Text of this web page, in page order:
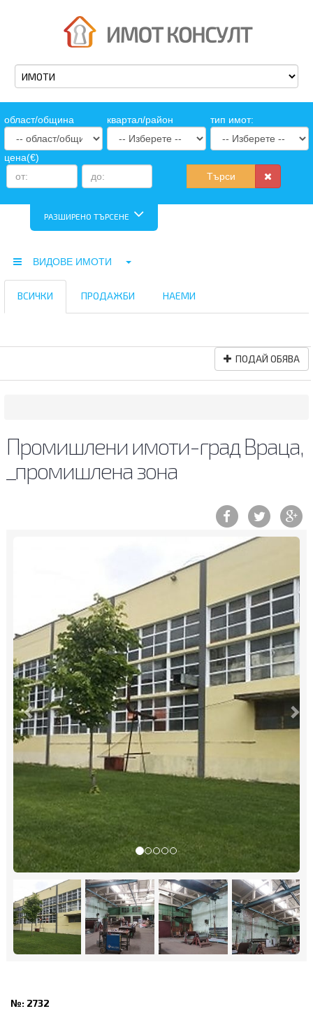
oбласт/община квартал/район тип имот:
цена(€)
Търси
РАЗШИРЕНО ТЪРСЕНЕ
ВИДОВЕ ИМОТИ
ВСИЧКИ ПРОДАЖБИ НАЕМИ
ПОДАЙ ОБЯВА
Промишлени имоти-град Враца,
_промишлена зона
№: 2732